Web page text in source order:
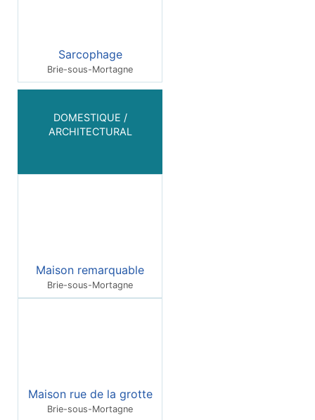
Sarcophage
Brie-sous-Mortagne
DOMESTIQUE /
ARCHITECTURAL
Maison remarquable
Brie-sous-Mortagne
Maison rue de la grotte
Brie-sous-Mortagne